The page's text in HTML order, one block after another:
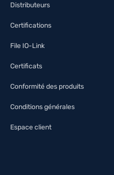
Distributeurs
Certifications
File IO-Link
Certificats
Conformité des produits
Conditions générales
Espace client